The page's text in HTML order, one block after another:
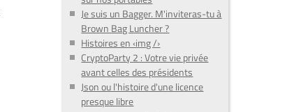
Je suis un Bagger. M'inviteras-tu à
Brown Bag Luncher ?
Histoires en ‹img /›
CryptoParty 2 : Votre vie privée
avant celles des présidents
Json ou l'histoire d'une licence
presque libre